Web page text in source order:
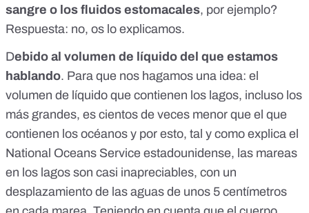
sangre o los fluidos estomacales, por ejemplo?
Respuesta: no, os lo explicamos.
Debido al volumen de líquido del que estamos
hablando. Para que nos hagamos una idea: el
volumen de líquido que contienen los lagos, incluso los
más grandes, es cientos de veces menor que el que
contienen los océanos y por esto, tal y como explica el
National Oceans Service estadounidense, las mareas
en los lagos son casi inapreciables, con un
desplazamiento de las aguas de unos 5 centímetros